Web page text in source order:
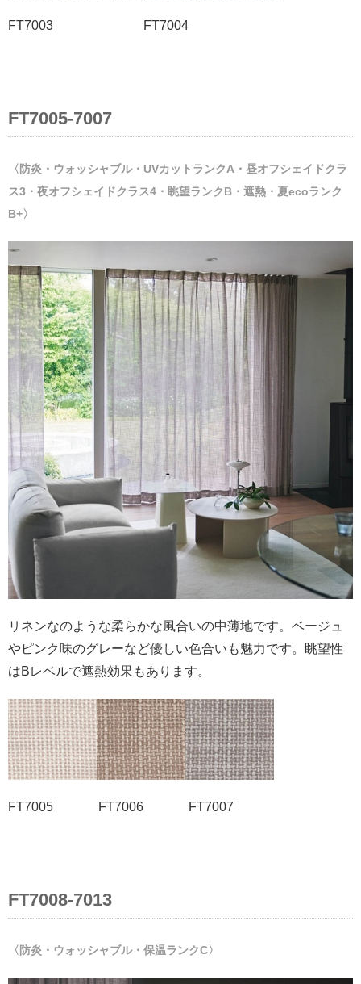
FT7003 FT7004
FT7005-7007
〈防炎・ウォッシャブル・UVカットランクA・昼オフシェイドクラ
ス3・夜オフシェイドクラス4・眺望ランクB・遮熱・夏ecoランク
B+〉
リネンなのような柔らかな風合いの中薄地です。ベージュ
やピンク味のグレーなど優しい色合いも魅力です。眺望性
はBレベルで遮熱効果もあります。
FT7005 FT7006 FT7007
FT7008-7013
〈防炎・ウォッシャブル・保温ランクC〉